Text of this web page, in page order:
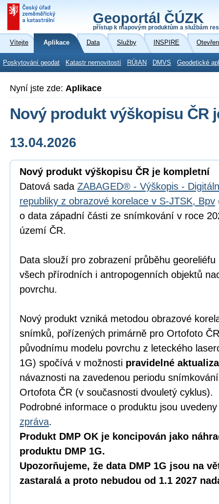
Geoportál ČÚZK
přístup k mapovým produktům a službám
Vítejte Aplikace Data Služby INSPIRE
Poskytování geodat Katastr nemovitostí RÚIAN DMVS Geodetické
Nyní jste zde: Aplikace
Nový produkt výškopisu ČR
13.04.2026
Nový produkt výškopisu ČR je kompletní
Datová sada ZABAGED® - Výškopis -
republiky z obrazové korelace v S-JTSK, Bpv
o data západní části ze snímkování v roce
území ČR.
Data slouží pro zobrazení průběhu
všech přírodních i antropogenních objektů
povrchu.
Nový produkt vzniká metodou obrazové
snímků, pořízených primárně pro Ortofoto
původnímu modelu povrchu z leteckého
1G) spočívá v možnosti pravidelné
návaznosti na zavedenou periodu
Ortofota ČR (v současnosti dvouletý cyklus).
Podrobné informace o produktu jsou
zpráva.
Produkt DMP OK je koncipován jako
produktu DMP 1G.
Upozorňujeme, že data DMP 1G jsou na
zastaralá a proto nebudou od 1.1 2027